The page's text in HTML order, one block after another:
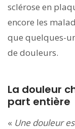
sclérose en
encore les
que quelques-
de douleurs.
La douleur
part entière
« Une douleur